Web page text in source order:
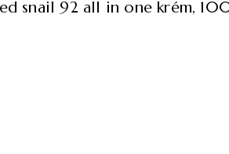
snail 92 all in one krém,